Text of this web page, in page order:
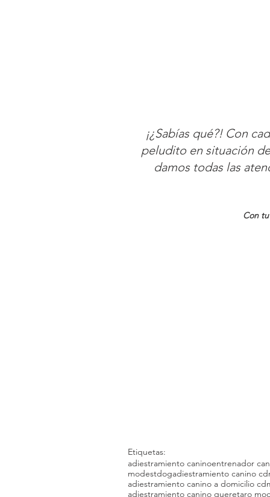
¡¿Sabías qué?! Con
peludito en situación
damos todas las
Con
Etiquetas:
adiestramiento caninoentrenador
modestdogadiestramiento canino
adiestramiento canino a domicilio
adiestramiento canino queretaro